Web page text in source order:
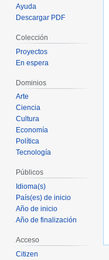
Ayuda
Descargar PDF
Colección
Proyectos
En espera
Dominios
Arte
Ciencia
Cultura
Economía
Política
Tecnología
Públicos
Idioma(s)
País(es) de inicio
Año de inicio
Año de finalización
Acceso
Citizen